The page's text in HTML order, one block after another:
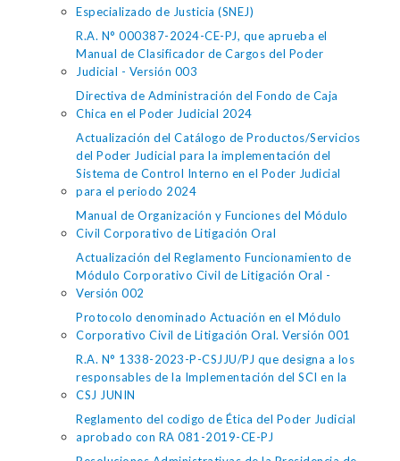
Especializado de Justicia (SNEJ)
R.A. N° 000387-2024-CE-PJ, que aprueba el
Manual de Clasificador de Cargos del Poder
Judicial - Versión 003
Directiva de Administración del Fondo de Caja
Chica en el Poder Judicial 2024
Actualización del Catálogo de Productos/Servicios
del Poder Judicial para la implementación del
Sistema de Control Interno en el Poder Judicial
para el periodo 2024
Manual de Organización y Funciones del Módulo
Civil Corporativo de Litigación Oral
Actualización del Reglamento Funcionamiento de
Módulo Corporativo Civil de Litigación Oral -
Versión 002
Protocolo denominado Actuación en el Módulo
Corporativo Civil de Litigación Oral. Versión 001
R.A. N° 1338-2023-P-CSJJU/PJ que designa a los
responsables de la Implementación del SCI en la
CSJ JUNIN
Reglamento del codigo de Ética del Poder Judicial
aprobado con RA 081-2019-CE-PJ